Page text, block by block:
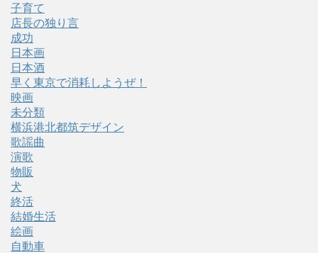
子育て
店長の独り言
成功
日本画
日本酒
早く東京で消耗しようぜ！
映画
未分類
横浜港北都筑デザイン
歌謡曲
演歌
物販
犬
終活
結婚生活
絵画
自動車